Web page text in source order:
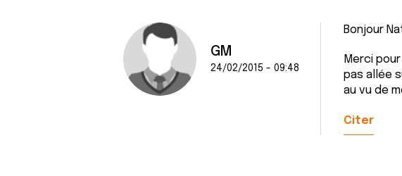
t
m
e
GM
24/02/2015 - 09:48
Bonjour
Merci
pas allée
au vu de
Citer